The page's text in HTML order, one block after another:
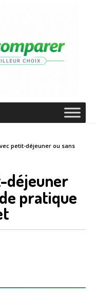
petit-déjeuner ou sans
déjeuner
pratique